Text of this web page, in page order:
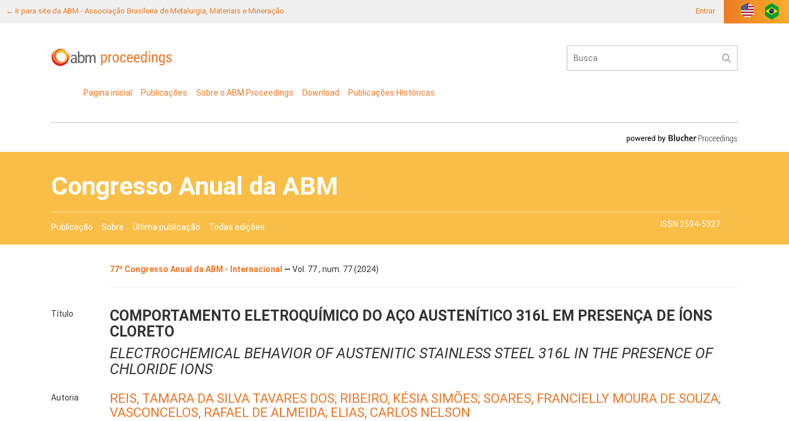
← Ir para site da ABM - Associação Brasileira de Metalurgia, Materiais e Mineração Entrar
Pagina inicial Publicações Sobre o ABM Proceedings Download Publicações Históricas
Congresso Anual da ABM
Publicação Sobre Última publicação Todas edições ISSN 2594-5327
77º Congresso Anual da ABM - Internacional — Vol. 77 , num. 77 (2024)
Título
COMPORTAMENTO ELETROQUÍMICO DO AÇO AUSTENÍTICO 316L EM PRESENÇA DE ÍONS
CLORETO
ELECTROCHEMICAL BEHAVIOR OF AUSTENITIC STAINLESS STEEL 316L IN THE PRESENCE OF
CHLORIDE IONS
Autoria REIS, TAMARA DA SILVA TAVARES DOS; RIBEIRO, KÉSIA SIMÕES; SOARES, FRANCIELLY MOURA DE SOUZA;
VASCONCELOS, RAFAEL DE ALMEIDA; ELIAS, CARLOS NELSON